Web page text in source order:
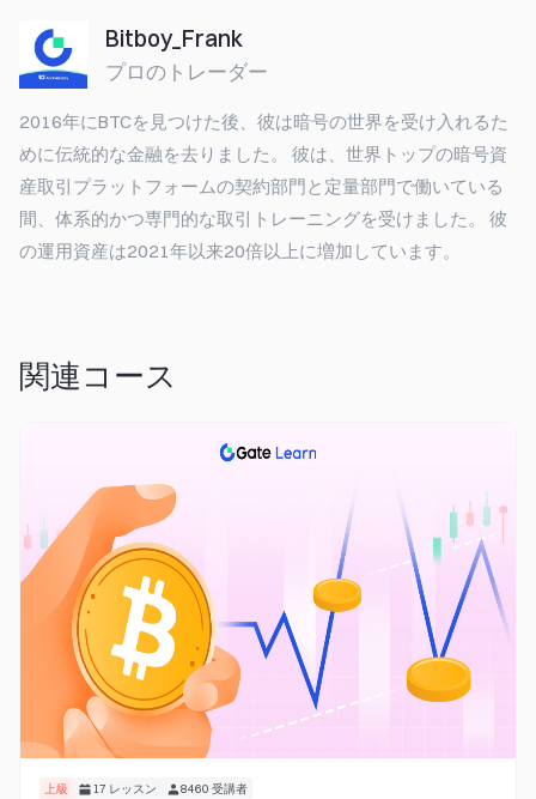
Bitboy_Frank
プロのトレーダー
2016年にBTCを見つけた後、彼は暗号の世界を受け入れるた
めに伝統的な金融を去りました。 彼は、世界トップの暗号資
産取引プラットフォームの契約部門と定量部門で働いている
間、体系的かつ専門的な取引トレーニングを受けました。 彼
の運用資産は2021年以来20倍以上に増加しています。
関連コース
上級 17 レッスン 8460 受講者